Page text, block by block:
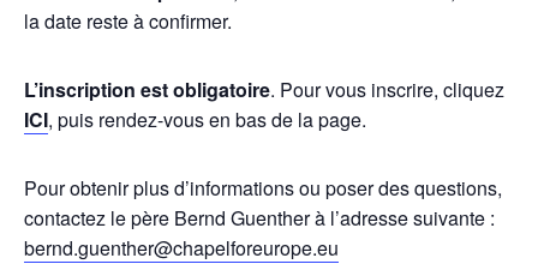
la date reste à confirmer.
L’inscription est obligatoire. Pour vous inscrire, cliquez
ICI, puis rendez-vous en bas de la page.
Pour obtenir plus d’informations ou poser des questions,
contactez le père Bernd Guenther à l’adresse suivante :
bernd.guenther@chapelforeurope.eu